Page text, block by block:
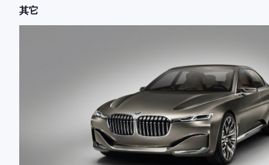
其它